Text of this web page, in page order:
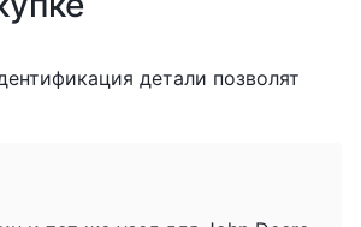
детали позволят